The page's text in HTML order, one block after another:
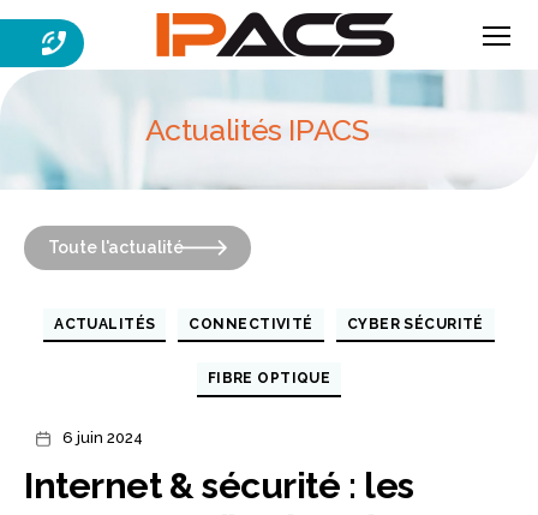
IPACS
Actualités IPACS
Toute l'actualité
ACTUALITÉS CONNECTIVITÉ CYBER SÉCURITÉ
FIBRE OPTIQUE
Internet & sécurité : les
Date
de
l’article
6 juin 2024